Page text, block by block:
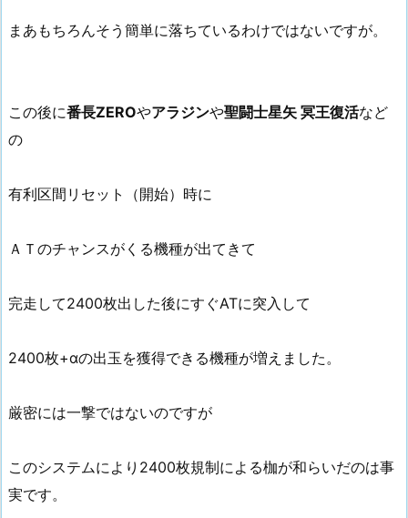
まあもちろんそう簡単に落ちているわけではないですが。
この後に番長ZEROやアラジンや聖闘士星矢 冥王復活など
の
有利区間リセット（開始）時に
ＡＴのチャンスがくる機種が出てきて
完走して2400枚出した後にすぐATに突入して
2400枚+αの出玉を獲得できる機種が増えました。
厳密には一撃ではないのですが
このシステムにより2400枚規制による枷が和らいだのは事
実です。